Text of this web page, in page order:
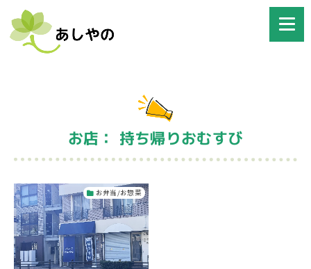
お店： 持ち帰りおむすび
お弁当/お惣菜